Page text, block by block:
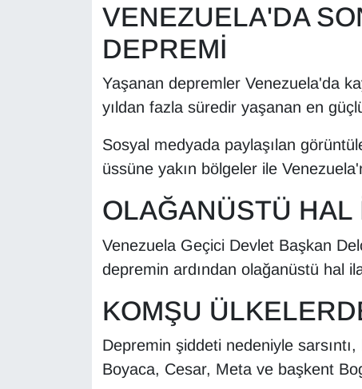
VENEZUELA'DA
DEPREMİ
Yaşanan depremler Venezuela'da
yıldan fazla süredir yaşanan en
Sosyal medyada paylaşılan
üssüne yakın bölgeler ile
OLAĞANÜSTÜ HAL
Venezuela Geçici Devlet Başkan
depremin ardından olağanüstü hal
KOMŞU
Depremin şiddeti nedeniyle
Boyaca, Cesar, Meta ve başkent